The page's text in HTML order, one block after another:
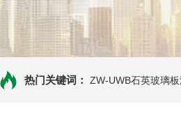
热门关键词： ZW-UWB石英玻璃